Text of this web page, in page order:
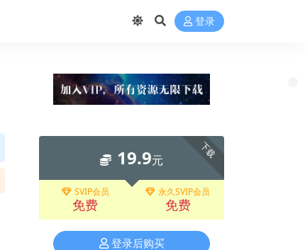
登录
下载
19.9元
SVIP会员
免费
永久SVIP会员
免费
登录后购买